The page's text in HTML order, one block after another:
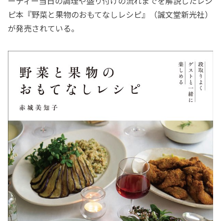
ピ本『野菜と果物のおもてなしレシピ』（誠文堂新光社）
が発売されている。